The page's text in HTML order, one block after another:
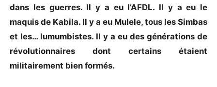
dans les guerres. Il y a eu l’AFDL. Il y a eu le
maquis de Kabila. Il y a eu Mulele, tous les Simbas
et les… lumumbistes. Il y a eu des générations de
révolutionnaires dont certains étaient
militairement bien formés.